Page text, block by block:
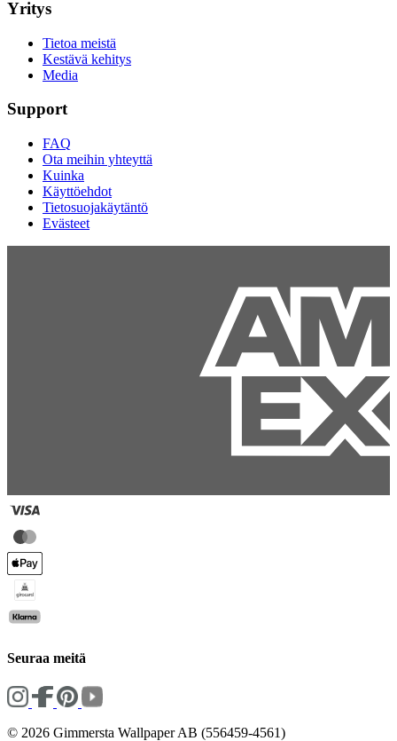
Yritys
Tietoa meistä
Kestävä kehitys
Media
Support
FAQ
Ota meihin yhteyttä
Kuinka
Käyttöehdot
Tietosuojakäytäntö
Evästeet
Seuraa meitä
© 2026 Gimmersta Wallpaper AB (556459-4561)